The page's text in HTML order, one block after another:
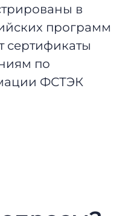
в
программ
по
ФСТЭК